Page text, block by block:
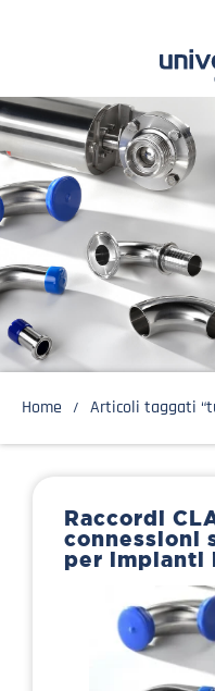
Home Articoli taggati
Raccordi
connessioni
per impianti